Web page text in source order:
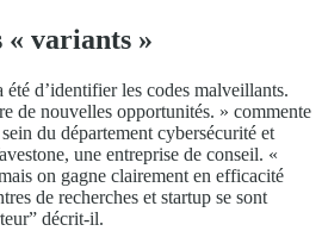
variants »
été d’identifier les codes malveillants.
de nouvelles opportunités. » commente
du département cybersécurité et
une entreprise de conseil. «
on gagne clairement en efficacité
de recherches et startup se sont
décrit-il.